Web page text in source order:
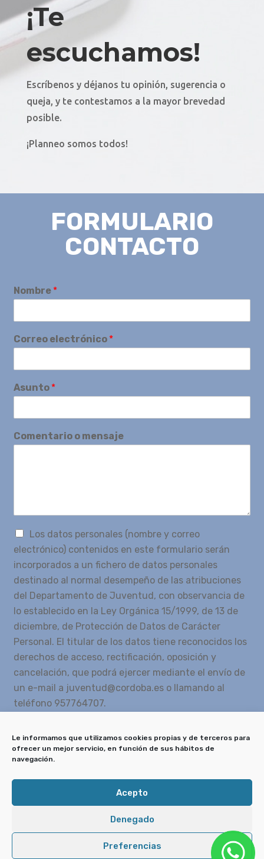
Le informamos que utilizamos cookies propias y de terceros para
ofrecer un mejor servicio, en función de sus hábitos de
navegación.
Acepto
Denegado
Preferencias
¡Te
escuchamos!
Escríbenos y déjanos tu opinión, sugerencia o
queja, y te contestamos a la mayor brevedad
posible.
¡Planneo somos todos!
FORMULARIO
CONTACTO
Nombre *
Correo electrónico *
Asunto *
Comentario o mensaje
Los datos personales (nombre y correo
electrónico) contenidos en este formulario serán
incorporados a un fichero de datos personales
destinado al normal desempeño de las atribuciones
del Departamento de Juventud, con observancia de
lo establecido en la Ley Orgánica 15/1999, de 13 de
diciembre, de Protección de Datos de Carácter
Personal. El titular de los datos tiene reconocidos los
derechos de acceso, rectificación, oposición y
cancelación, que podrá ejercer mediante el envío de
un e-mail a juventud@cordoba.es o llamando al
teléfono 957764707.
1 * 4 =
Delegación de Juventud © Ayuntamiento de
Córdoba